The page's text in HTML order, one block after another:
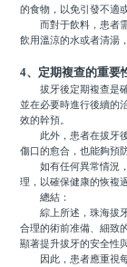
的食物，以免引發不適
而對于飲料，患者需
飲用溫涼的水或者清湯
4、定期複查的重要
拔牙後定期複查是確
並在必要時進行後續的
效的幹預。
此外，患者在拔牙後
傷口的愈合，也能夠預
如有任何異常情況，
理，以確保健康的恢複
總結：
綜上所述，珠海拔牙
合理的術前准備、細致
顯著提升拔牙的安全性
因此，患者應重視每